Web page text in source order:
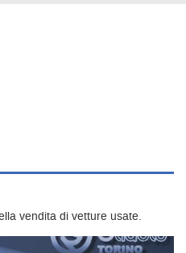
vendita di vetture usate.